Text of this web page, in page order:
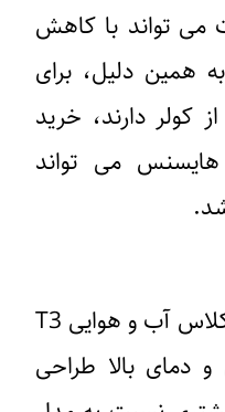
با کاهش
دلیل، برای
دارند، خرید
می تواند
اسپلیت های هایسنس با کلاس آب و هوایی T3
بالا طراحی